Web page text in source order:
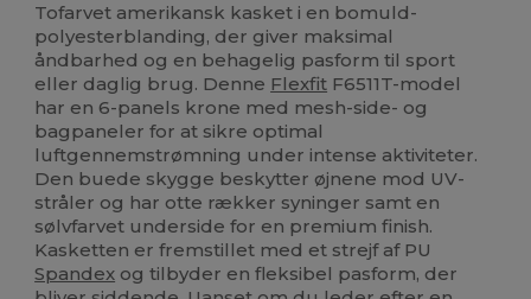
Tofarvet amerikansk kasket i en bomuld-
polyesterblanding, der giver maksimal
åndbarhed og en behagelig pasform til sport
eller daglig brug. Denne Flexfit F6511T-model
har en 6-panels krone med mesh-side- og
bagpaneler for at sikre optimal
luftgennemstrømning under intense aktiviteter.
Den buede skygge beskytter øjnene mod UV-
stråler og har otte rækker syninger samt en
sølvfarvet underside for en premium finish.
Kasketten er fremstillet med et strejf af PU
Spandex og tilbyder en fleksibel pasform, der